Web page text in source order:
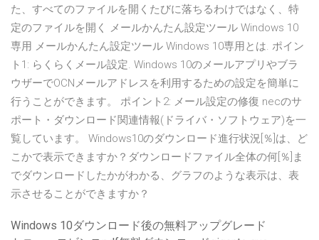
た、すべてのファイルを開くたびに落ちるわけではなく、特
定のファイルを開く メールかんたん設定ツール Windows 10
専用 メールかんたん設定ツール Windows 10専用とは. ポイン
ト1: らくらくメール設定. Windows 10のメールアプリやブラ
ウザーでOCNメールアドレスを利用するための設定を簡単に
行うことができます。 ポイント2: メール設定の修復 necのサ
ポート・ダウンロード関連情報(ドライバ・ソフトウェア)を一
覧しています。 Windows10のダウンロード進行状況[％]は、ど
こかで表示できますか？ダウンロードファイル全体の何[％]ま
でダウンロードしたかがわかる、グラフのような表示は、表
示させることができますか？
Windows 10ダウンロード後の無料アップグレード